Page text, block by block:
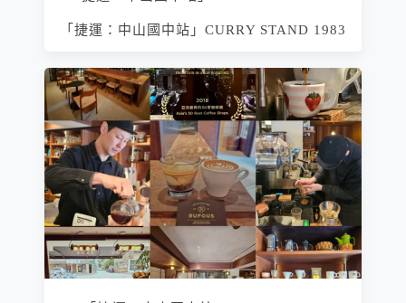
「捷運：中山國中站」CURRY STAND 1983